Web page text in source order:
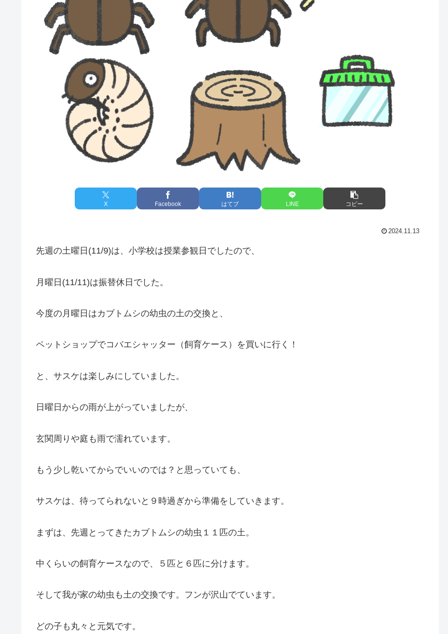
X Facebook はてブ LINE コピー
2024.11.13
先週の土曜日(11/9)は、小学校は授業参観日でしたので、
月曜日(11/11)は振替休日でした。
今度の月曜日はカブトムシの幼虫の土の交換と、
ペットショップでコバエシャッター（飼育ケース）を買いに行く！
と、サスケは楽しみにしていました。
日曜日からの雨が上がっていましたが、
玄関周りや庭も雨で濡れています。
もう少し乾いてからでいいのでは？と思っていても、
サスケは、待ってられないと９時過ぎから準備をしていきます。
まずは、先週とってきたカブトムシの幼虫１１匹の土。
中くらいの飼育ケースなので、５匹と６匹に分けます。
そして我が家の幼虫も土の交換です。フンが沢山でています。
どの子も丸々と元気です。